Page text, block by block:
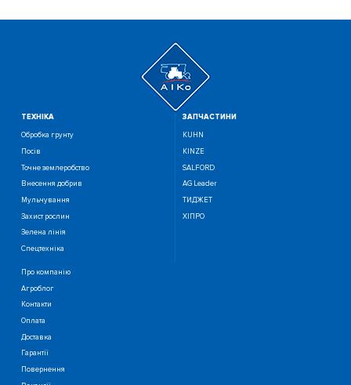
ТЕХНIКА
Обробка грунту
Посiв
Точне землеробство
Внесення добрив
Мульчування
Захист рослин
Зелена лінія
Спецтехніка
ЗАПЧАСТИНИ
KUHN
KINZE
SALFORD
AG Leader
ТИДЖЕТ
ХІПРО
Про компанію
Агроблог
Контакти
Оплата
Доставка
Гарантії
Повернення